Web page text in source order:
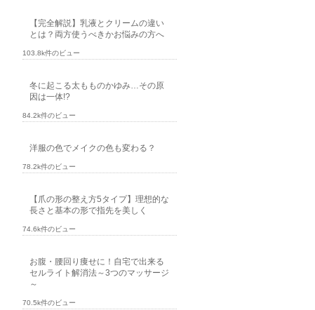
【完全解説】乳液とクリームの違い
とは？両方使うべきかお悩みの方へ
103.8k件のビュー
冬に起こる太もものかゆみ…その原
因は一体!?
84.2k件のビュー
洋服の色でメイクの色も変わる？
78.2k件のビュー
【爪の形の整え方5タイプ】理想的な
長さと基本の形で指先を美しく
74.6k件のビュー
お腹・腰回り痩せに！自宅で出来る
セルライト解消法～3つのマッサージ
～
70.5k件のビュー